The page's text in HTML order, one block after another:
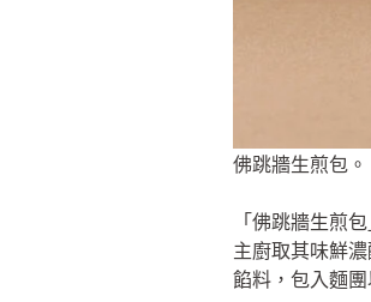
佛跳牆生煎包。
「佛跳牆生煎
主廚取其味鮮
餡料，包入麵